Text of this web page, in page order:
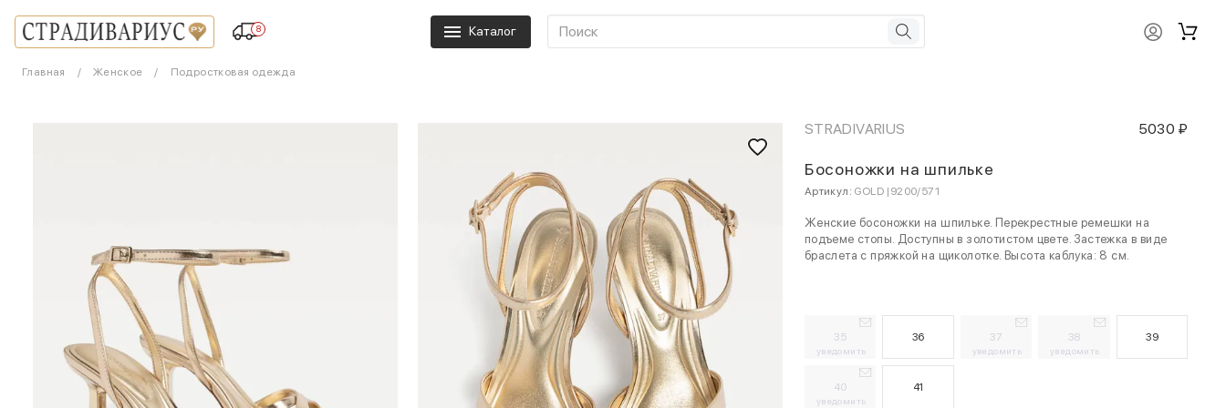
8 Каталог
Главная Женское Подростковая одежда
STRADIVARIUS 5030 ₽
Босоножки на шпильке
Артикул: GOLD |9200/571
Женские босоножки на шпильке. Перекрестные ремешки на
подъеме стопы. Доступны в золотистом цвете. Застежка в виде
браслета с пряжкой на щиколотке. Высота каблука: 8 см.
35
уведомить
36 37
уведомить
38
уведомить
39
40
уведомить
41